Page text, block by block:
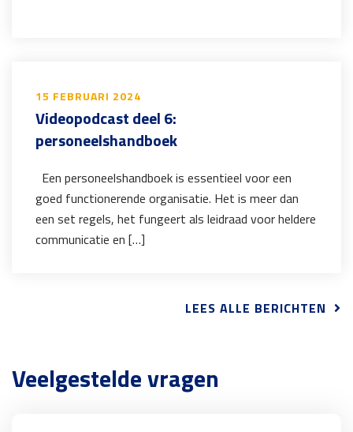
15 FEBRUARI 2024
Videopodcast deel 6:
personeelshandboek
Een personeelshandboek is essentieel voor een
goed functionerende organisatie. Het is meer dan
een set regels, het fungeert als leidraad voor heldere
communicatie en […]
LEES ALLE BERICHTEN
Veelgestelde vragen